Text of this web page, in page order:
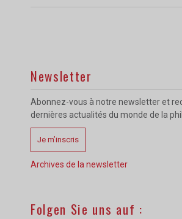
Newsletter
Abonnez-vous à notre newsletter et
dernières actualités du monde de la
Je m’inscris
Archives de la newsletter
Folgen Sie uns auf :